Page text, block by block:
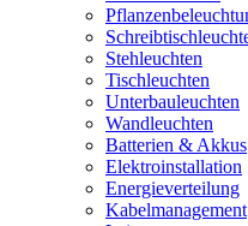
Stehleuchten
Tischleuchten
Unterbauleuchten
Wandleuchten
Batterien & Akkus
Elektroinstallation
Energieverteilung
Kabelmanagement